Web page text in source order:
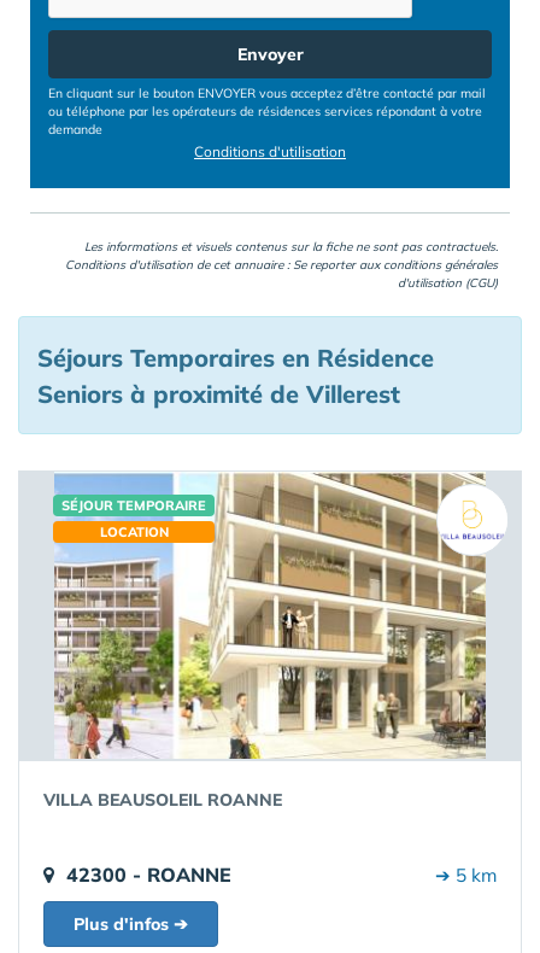
Envoyer
En cliquant sur le bouton ENVOYER vous acceptez d’être contacté par mail
ou téléphone par les opérateurs de résidences services répondant à votre
demande
Conditions d'utilisation
Les informations et visuels contenus sur la fiche ne sont pas contractuels.
Conditions d'utilisation de cet annuaire : Se reporter aux conditions générales
d'utilisation (CGU)
Séjours Temporaires en Résidence
Seniors à proximité de Villerest
SÉJOUR TEMPORAIRE
LOCATION
VILLA BEAUSOLEIL ROANNE
42300 - ROANNE ➔ 5 km
Plus d'infos ➔